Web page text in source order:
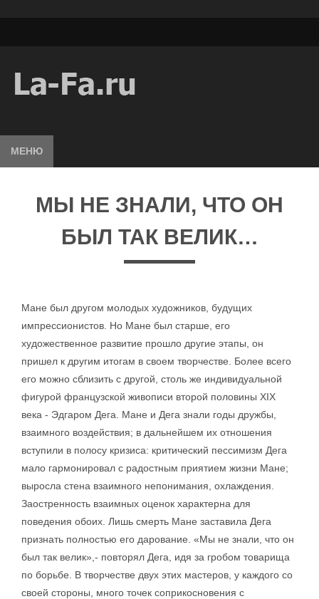
МЕНЮ
МЫ НЕ ЗНАЛИ, ЧТО ОН
БЫЛ ТАК ВЕЛИК…
Мане был другом молодых художников, будущих
импрессионистов. Но Мане был старше, его
художественное развитие прошло другие этапы, он
пришел к другим итогам в своем творчестве. Более всего
его можно сблизить с другой, столь же индивидуальной
фигурой французской живописи второй половины XIX
века - Эдгаром Дега. Мане и Дега знали годы дружбы,
взаимного воздействия; в дальнейшем их отношения
вступили в полосу кризиса: критический пессимизм Дега
мало гармонировал с радостным приятием жизни Мане;
выросла стена взаимного непонимания, охлаждения.
Заостренность взаимных оценок характерна для
поведения обоих. Лишь смерть Мане заставила Дега
признать полностью его дарование. «Мы не знали, что он
был так велик»,- повторял Дега, идя за гробом товарища
по борьбе. В творчестве двух этих мастеров, у каждого со
своей стороны, много точек соприкосновения с